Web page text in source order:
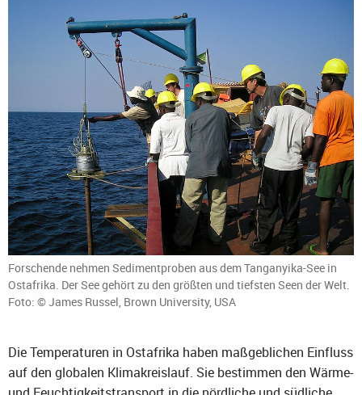
Forschende nehmen Sedimentproben aus dem Tanganyika-See in
Ostafrika. Der See gehört zu den größten und tiefsten Seen der Welt.
Foto: © James Russel, Brown University, USA
Die Temperaturen in Ostafrika haben maßgeblichen Einfluss
auf den globalen Klimakreislauf. Sie bestimmen den Wärme-